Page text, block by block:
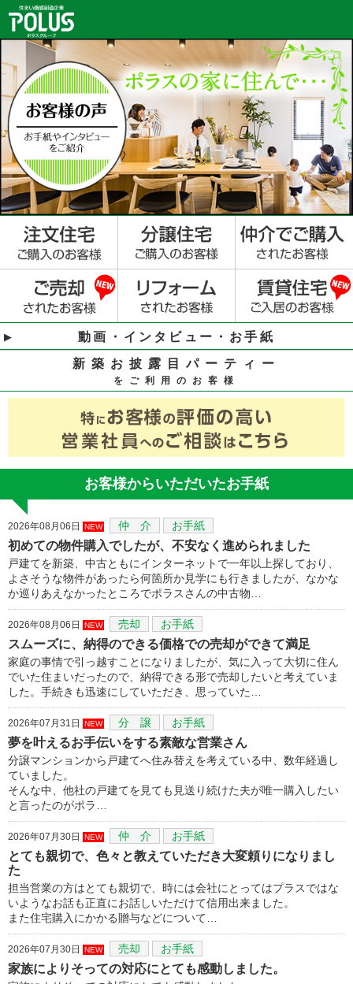
動画・インタビュー・お手紙
新築お披露目パーティー
をご利用のお客様
お客様からいただいたお手紙
2026年08月06日 NEW 仲 介 お手紙
初めての物件購入でしたが、不安なく進められました
戸建てを新築、中古ともにインターネットで一年以上探しており、
よさそうな物件があったら何箇所か見学にも行きましたが、なかな
か巡りあえなかったところでポラスさんの中古物…
2026年08月06日 NEW 売却 お手紙
スムーズに、納得のできる価格での売却ができて満足
家庭の事情で引っ越すことになりましたが、気に入って大切に住ん
でいた住まいだったので、納得できる形で売却したいと考えていま
した。手続きも迅速にしていただき、思っていた…
2026年07月31日 NEW 分 譲 お手紙
夢を叶えるお手伝いをする素敵な営業さん
分譲マンションから戸建てへ住み替えを考えている中、数年経過し
ていました。
そんな中、他社の戸建てを見ても見送り続けた夫が唯一購入したい
と言ったのがポラ…
2026年07月30日 NEW 仲 介 お手紙
とても親切で、色々と教えていただき大変頼りになりまし
た
担当営業の方はとても親切で、時には会社にとってはプラスではな
いようなお話も正直にお話しいただけて信用出来ました。
また住宅購入にかかる贈与などについて…
2026年07月30日 NEW 売却 お手紙
家族によりそっての対応にとても感動しました。